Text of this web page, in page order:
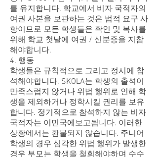
를 유지합니다. 학교에서 비자 국적자의
여권 사본을 보관하는 것은 법적 요구 사
항이므로 모든 학생들은 확인 및 복사를
위해 학교 첫날에 여권 / 신분증을 지참
해야합니다.
4. 행동
학생들은 규칙적으로 그리고 정시에 참
석해야합니다. SKOLA는 학생의 출석이
만족스럽지 않거나 위법 행위로 인해 학
생을 제외하거나 정학시킬 권리를 보유
합니다. 정기적으로 참석하지 않는 비자
국적자는 이민국에보고됩니다. 이러한
상황에서는 환불되지 않습니다. 주니어
학생의 경우 심각한 위법 행위가 발생한
경우 부모는 학생을 철회해야하며 수수